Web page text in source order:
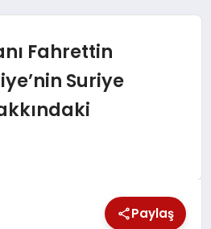
Fahrettin
Suriye
Paylaş